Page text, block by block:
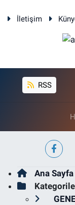
İletişim
RSS
Ana Sayfa